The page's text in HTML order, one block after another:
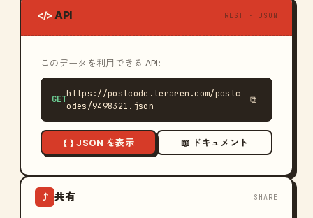
</> API REST · JSON
このデータを利用できる API:
GET
https://postcode.teraren.com/postc
odes/9498321.json
⧉
{ } JSON を表示 📖 ドキュメント
⤴ 共有 SHARE